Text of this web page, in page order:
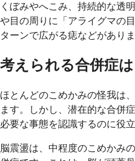
くぼみやへこみ、持続的な透
や目の周りに「アライグマの
ターンで広がる痣などがありま
考えられる合併症は
ほとんどのこめかみの怪我は
ます。しかし、潜在的な合併
必要な事態を認識するのに役立
脳震盪は、中程度のこめかみ